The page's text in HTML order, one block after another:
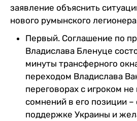
заявление объяснить
нового румынского
Первый. Соглашение по
Владислава Бленуце
минуты трансферного
переходом Владислава
переговорах с игроком
сомнений в его позиции –
поддержке Украины и